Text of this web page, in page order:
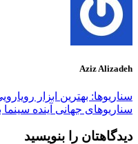
Aziz Alizadeh
سناریوها: بهترین ابزار
سناریوهای جهانی آینده
دیدگاهتان را بنویسید